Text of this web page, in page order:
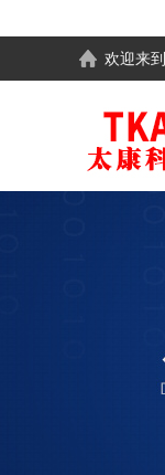
欢迎来到